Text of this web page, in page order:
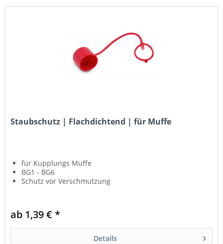
Staubschutz | Flachdichtend | für Muffe
für Kupplungs Muffe
BG1 - BG6
Schutz vor Verschmutzung
ab 1,39 € *
Details